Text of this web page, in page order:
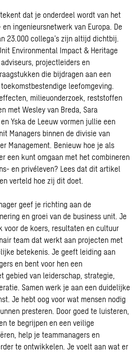
dat je onderdeel wordt van het
ingenieursnetwerk van Europa. De
23.000 collega’s zijn altijd dichtbij.
Environmental Impact & Heritage
projectleiders en
die bijdragen aan een
leefomgeving.
milieuonderzoek, reststoffen
met Wesley van Breda, Sara
Yska de Leeuw vormen jullie een
Managers binnen de divisie van
Management. Benieuw hoe je als
een kunt omgaan met het combineren
en privéleven? Lees dat dit artikel
verteld hoe zij dit doet.
geef je richting aan de
en groei van de business unit. Je
voor de koers, resultaten en cultuur
team dat werkt aan projecten met
betekenis. Je geeft leiding aan
en bent voor hen een
gebied van leiderschap, strategie,
Samen werk je aan een duidelijke
Je hebt oog voor wat mensen nodig
presteren. Door goed te luisteren,
te begrijpen en een veilige
help je teammanagers en
te ontwikkelen. Je voelt aan wat er